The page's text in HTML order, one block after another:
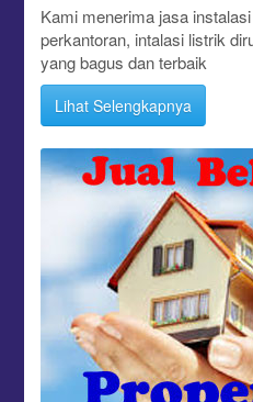
Kami menerima jasa
perkantoran, intalasi listrik
yang bagus dan terbaik
Lihat Selengkapnya